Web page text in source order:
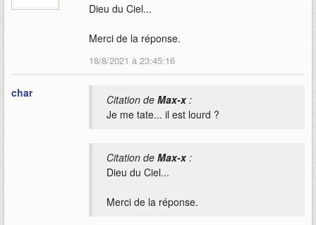
Dieu du Ciel...
Merci de la réponse.
18/8/2021 à 23:45:16
char Citation de Max-x:
Je me tate... il est lourd ?
Citation de Max-x:
Dieu du Ciel...
Merci de la réponse.